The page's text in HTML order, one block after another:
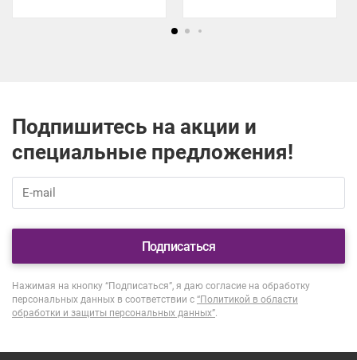
Подпишитесь на акции и
специальные предложения!
Подписаться
Нажимая на кнопку “Подписаться”, я даю согласие на обработку
персональных данных в соответствии с “Политикой в области
обработки и защиты персональных данных”.